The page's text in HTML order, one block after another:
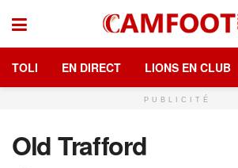
TOLI EN DIRECT LIONS EN CLUB
PUBLICITÉ
Old Trafford